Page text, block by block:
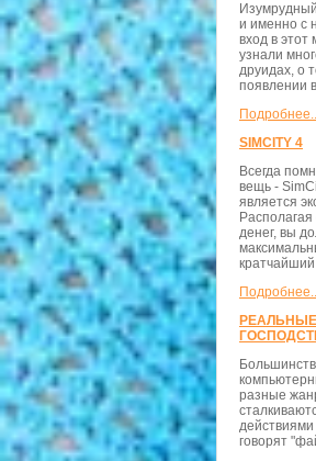
и именно с
вход в
узнали
друидах, о
появлении
SIMCITY 4
Всегда
вещь -
является
денег, вы
разные
действиями
говорят